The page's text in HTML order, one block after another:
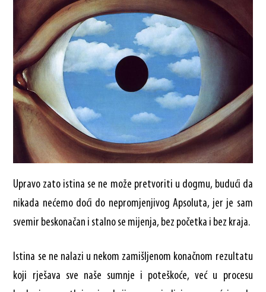
Upravo zato istina se ne može pretvoriti u dogmu, budući da
nikada nećemo doći do nepromjenjivog Apsoluta, jer je sam
svemir beskonačan i stalno se mijenja, bez početka i bez kraja.
Istina se ne nalazi u nekom zamišljenom konačnom rezultatu
koji rješava sve naše sumnje i poteškoće, već u procesu